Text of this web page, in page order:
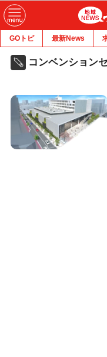
GOトピ 最新News
コンベンション